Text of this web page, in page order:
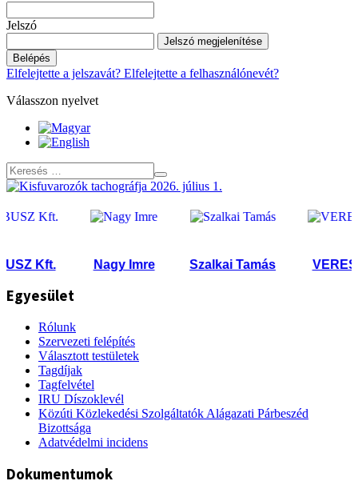
Jelszó
Jelszó megjelenítése
Belépés
Elfelejtette a jelszavát? Elfelejtette a felhasználónevét?
Válasszon nyelvet
Kft. Nagy Imre Szalkai Tamás VERES
Egyesület
Rólunk
Szervezeti felépítés
Választott testületek
Tagdíjak
Tagfelvétel
IRU Díszoklevél
Közúti Közlekedési Szolgáltatók Alágazati Párbeszéd
Bizottsága
Adatvédelmi incidens
Dokumentumok